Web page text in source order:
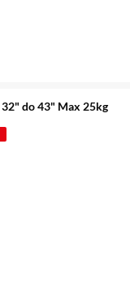
do 43" Max 25kg